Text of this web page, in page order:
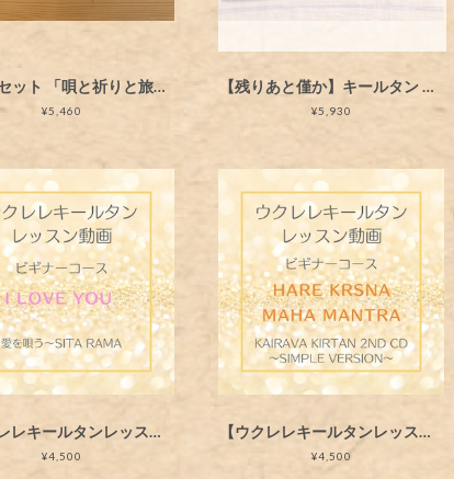
CD2枚セット 「唄と祈りと旅の在る暮らし」と「お祈りのうた」
¥5,460
【残りあと僅か】キールタン 歌詞・コード付き Kairava Kirtan カイラヴァ・キールタン「唄と祈りと旅の在る暮らし」CDとSong Bookセット
¥5,930
【ウクレレキールタンレッスン動画】I love you 愛を唄う～Sita Rama
¥4,500
【ウクレレキールタンレッスン動画】Hare Krsna Maha Mantra ■ Kairava Kirtan 2nd CD～Simple Version～
¥4,500